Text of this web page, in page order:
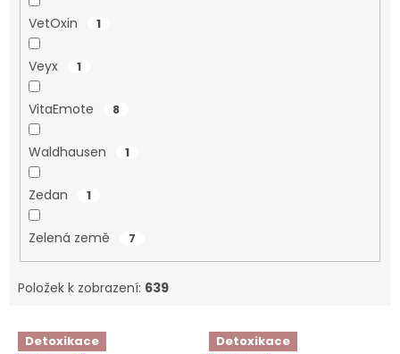
VetOxin 1
Veyx 1
VitaEmote 8
Waldhausen 1
Zedan 1
Zelená země 7
Položek k zobrazení: 639
V Detoxikace
Detoxikace